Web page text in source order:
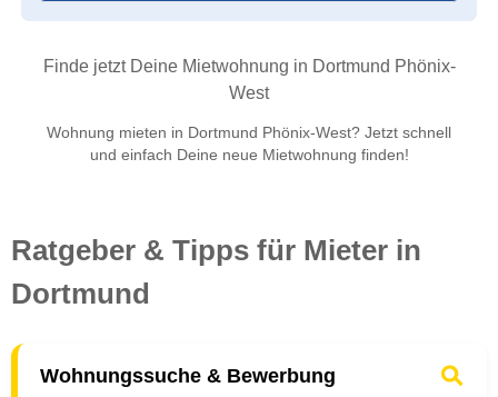
Finde jetzt Deine Mietwohnung in Dortmund Phönix-
West
Wohnung mieten in Dortmund Phönix-West? Jetzt schnell
und einfach Deine neue Mietwohnung finden!
Ratgeber & Tipps für Mieter in
Dortmund
Wohnungssuche & Bewerbung